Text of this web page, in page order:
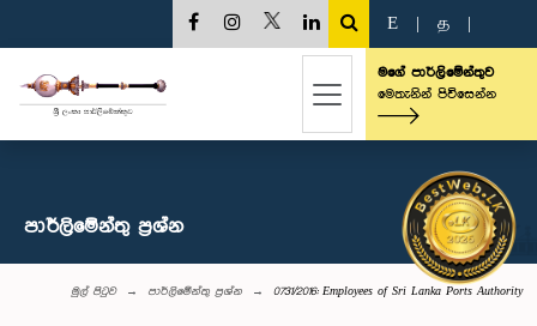
E த
මගේ පාර්ලිමේන්තුව
මෙතැනින් පිවිසෙන්න
පාර්ලි‌මේන්තු‌ ප්‍රශ්න
මුල් පිටුව පාර්ලි‌මේන්තු‌ ප්‍රශ්න 0731/2016: Employees of Sri Lanka Ports Authority